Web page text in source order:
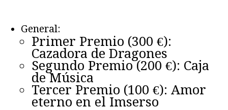
General:
Primer Premio (300 €):
Cazadora de Dragones
Segundo Premio (200 €): Caja
de Música
Tercer Premio (100 €): Amor
eterno en el Imserso